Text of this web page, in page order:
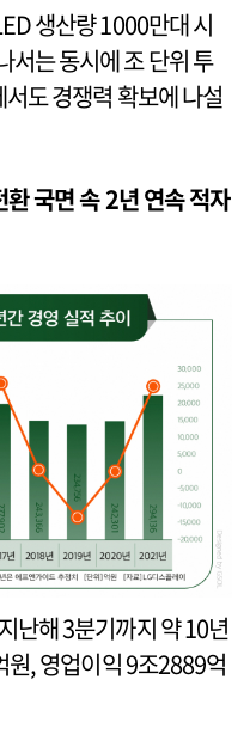
생산량 1000만대 시
서는 동시에 조 단위 투
도 경쟁력 확보에 나설
국면 속 2년 연속 적자
난해 3분기까지 약 10년
, 영업이익 9조2889억